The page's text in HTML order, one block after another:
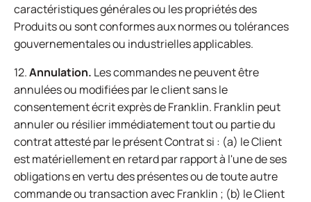
caractéristiques générales ou les propriétés des
Produits ou sont conformes aux normes ou tolérances
gouvernementales ou industrielles applicables.
12.Annulation. Les commandes ne peuvent être
annulées ou modifiées par le client sans le
consentement écrit exprès de Franklin. Franklin peut
annuler ou résilier immédiatement tout ou partie du
contrat attesté par le présent Contrat si : (a) le Client
est matériellement en retard par rapport à l'une de ses
obligations en vertu des présentes ou de toute autre
commande ou transaction avec Franklin ; (b) le Client